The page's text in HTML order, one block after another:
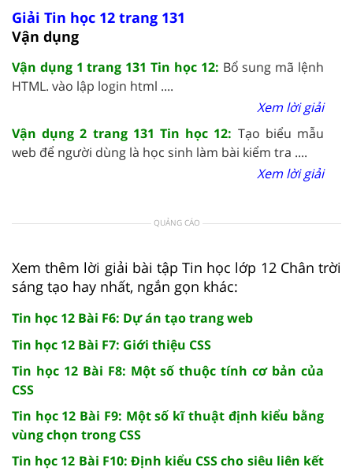
Giải Tin học 12 trang 131
Vận dụng
Vận dụng 1 trang 131 Tin học 12: Bổ sung mã lệnh
HTML. vào lập login html ....
Xem lời giải
Vận dụng 2 trang 131 Tin học 12: Tạo biểu mẫu
web để người dùng là học sinh làm bài kiểm tra ....
Xem lời giải
QUẢNG CÁO
Xem thêm lời giải bài tập Tin học lớp 12 Chân trời
sáng tạo hay nhất, ngắn gọn khác:
Tin học 12 Bài F6: Dự án tạo trang web
Tin học 12 Bài F7: Giới thiệu CSS
Tin học 12 Bài F8: Một số thuộc tính cơ bản của
CSS
Tin học 12 Bài F9: Một số kĩ thuật định kiểu bằng
vùng chọn trong CSS
Tin học 12 Bài F10: Định kiểu CSS cho siêu liên kết